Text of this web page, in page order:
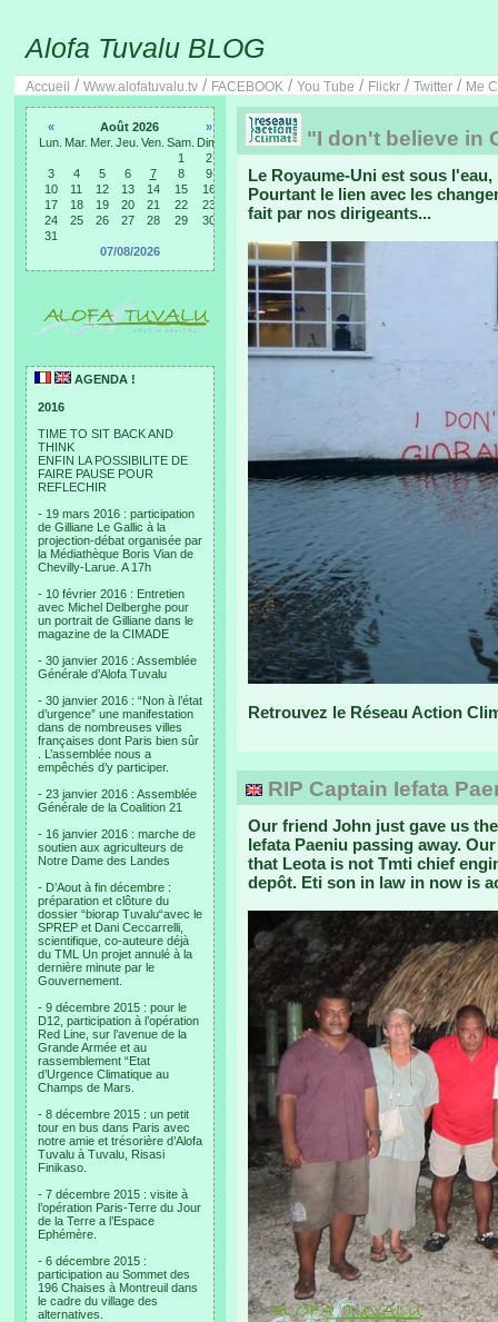
Alofa Tuvalu BLOG
Accueil / Www.alofatuvalu.tv / FACEBOOK / You Tube / Flickr / Twitter / Me
« Août 2026
»
Lun. Mar. Mer. Jeu. Ven. Sam. Dim.
1
2
3
4 5 6 7 8
9
10
11 12 13 14 15
16
17
18 19 20 21 22
23
24
25 26 27 28 29
30
31
07/08/2026
AGENDA !
2016
TIME TO SIT BACK AND
THINK
ENFIN LA POSSIBILITE DE
FAIRE PAUSE POUR
REFLECHIR
- 19 mars 2016 : participation
de Gilliane Le Gallic à la
projection-débat organisée par
la Médiathèque Boris Vian de
Chevilly-Larue. A 17h
- 10 février 2016 : Entretien
avec Michel Delberghe pour
un portrait de Gilliane dans le
magazine de la CIMADE
- 30 janvier 2016 : Assemblée
Générale d’Alofa Tuvalu
- 30 janvier 2016 : “Non à l’état
d’urgence” une manifestation
dans de nombreuses villes
françaises dont Paris bien sûr
. L’assemblée nous a
empêchés d’y participer.
- 23 janvier 2016 : Assemblée
Générale de la Coalition 21
- 16 janvier 2016 : marche de
soutien aux agriculteurs de
Notre Dame des Landes
- D’Aout à fin décembre :
préparation et clôture du
dossier “biorap Tuvalu“avec le
SPREP et Dani Ceccarrelli,
scientifique, co-auteure déjà
du TML Un projet annulé à la
dernière minute par le
Gouvernement.
- 9 décembre 2015 : pour le
D12, participation à l’opération
Red Line, sur l’avenue de la
Grande Armée et au
rassemblement “Etat
d’Urgence Climatique au
Champs de Mars.
- 8 décembre 2015 : un petit
tour en bus dans Paris avec
notre amie et trésorière d’Alofa
Tuvalu à Tuvalu, Risasi
Finikaso.
- 7 décembre 2015 : visite à
l’opération Paris-Terre du Jour
de la Terre a l’Espace
Ephémère.
- 6 décembre 2015 :
participation au Sommet des
196 Chaises à Montreuil dans
le cadre du village des
alternatives.
"I don't believe in
Le Royaume-Uni est sous
Pourtant le lien avec les
fait par nos dirigeants...
Retrouvez le Réseau Action
RIP Captain Iefata
Our friend John just gave us
Iefata Paeniu passing away.
that Leota is not Tmti chief
depôt. Eti son in law in now is